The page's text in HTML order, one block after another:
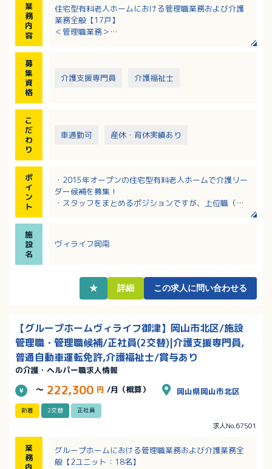
業
務
内
容
住宅型有料老人ホームにおける管理職業務および介護
業務全般【17戸】
＜管理職業務＞
・ご家族、病院関係との対応（入居時の契約等）、面
募
集
資
格
介護支援専門員 介護福祉士
こ
だ
わ
り
車通勤可 産休・育休実績あり
ポ
イ
ン
ト
・2015年オープンの住宅型有料老人ホームで介護リー
ダー候補を募集！
・スタッフをまとめるポジションですが、上位職（主
い施設！
・キャリアアップを目指す方必見！マネジメント経験
保育手当も支給あり！
施
設
名
ヴィライフ岡南
★ 詳細 この求人に問い合わせる
【グループホームヴィライフ御津】岡山市北区/施設
管理職・管理職候補/正社員(2交替)|介護支援専門員,
普通自動車運転免許,介護福祉士/賞与あり
の介護・ヘルパー職求人情報
～ 222,300 円 /月（概算） 岡山県岡山市北区
新着 2交替 正社員
求人No.67501
業
務
グループホームにおける管理職業務および介護業務全
般【2ユニット：18名】